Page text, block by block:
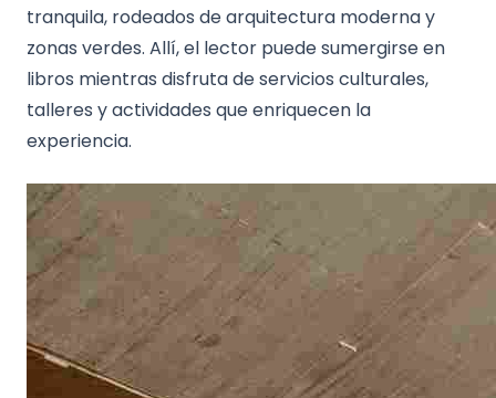
tranquila, rodeados de arquitectura moderna y
zonas verdes. Allí, el lector puede sumergirse en
libros mientras disfruta de servicios culturales,
talleres y actividades que enriquecen la
experiencia.